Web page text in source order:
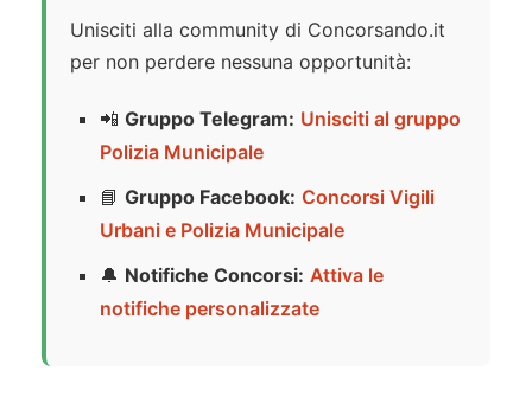
Unisciti alla community di Concorsando.it
per non perdere nessuna opportunità:
📲 Gruppo Telegram: Unisciti al gruppo
Polizia Municipale
📘 Gruppo Facebook: Concorsi Vigili
Urbani e Polizia Municipale
🔔 Notifiche Concorsi: Attiva le
notifiche personalizzate